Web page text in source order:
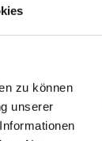
zu können
unserer